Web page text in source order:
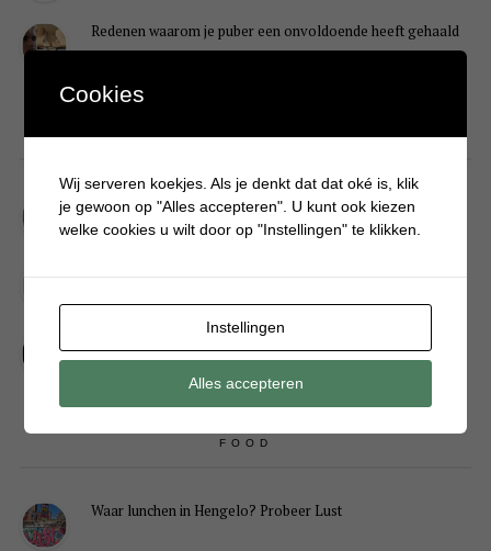
Redenen waarom je puber een onvoldoende heeft gehaald
DIY
Simpele DIY: Maak een geurroos van watten
Sneeuwpopkrans maken om bij de voordeur te hangen
FOOD
Waar lunchen in Hengelo? Probeer Lust
Cookies
Wij serveren koekjes. Als je denkt dat dat oké is, klik
je gewoon op "Alles accepteren". U kunt ook kiezen
welke cookies u wilt door op "Instellingen" te klikken.
Instellingen
Alles accepteren